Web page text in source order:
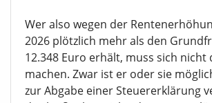
Wer also wegen der
2026 plötzlich mehr als den
12.348 Euro erhält, muss sich nicht
machen. Zwar ist er oder sie
zur Abgabe einer Steuererklärung